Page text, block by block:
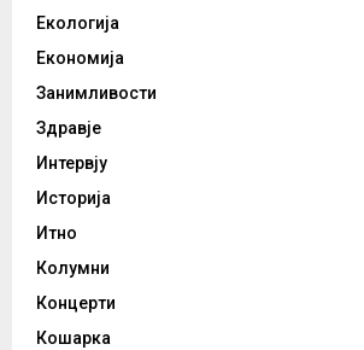
Екологија
Економија
Занимливости
Здравје
Интервју
Историја
Итно
Колумни
Концерти
Кошарка